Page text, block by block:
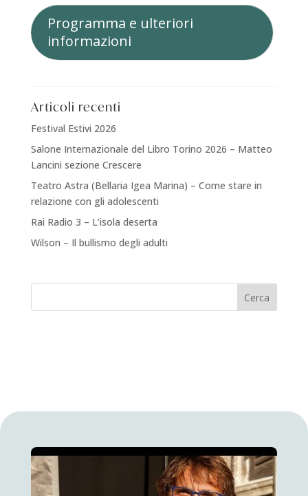
Programma e ulteriori
informazioni
Articoli recenti
Festival Estivi 2026
Salone Internazionale del Libro Torino 2026 – Matteo
Lancini sezione Crescere
Teatro Astra (Bellaria Igea Marina) – Come stare in
relazione con gli adolescenti
Rai Radio 3 – L’isola deserta
Wilson – Il bullismo degli adulti